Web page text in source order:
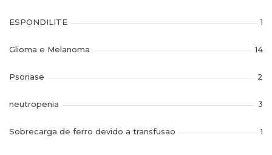
ESPONDILITE 1
Glioma e Melanoma 14
Psoriase 2
neutropenia 3
Sobrecarga de ferro devido a transfusao 1